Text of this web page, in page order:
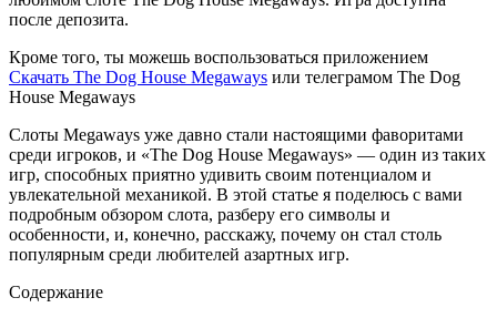
после депозита.
Кроме того, ты можешь воспользоваться приложением
Скачать The Dog House Megaways или телеграмом The Dog
House Megaways
Слоты Megaways уже давно стали настоящими фаворитами
среди игроков, и «The Dog House Megaways» — один из таких
игр, способных приятно удивить своим потенциалом и
увлекательной механикой. В этой статье я поделюсь с вами
подробным обзором слота, разберу его символы и
особенности, и, конечно, расскажу, почему он стал столь
популярным среди любителей азартных игр.
Содержание